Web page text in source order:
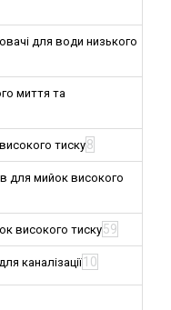
для води низького
миття та
тиску8
для мийок високого
високого тиску59
каналізації 10